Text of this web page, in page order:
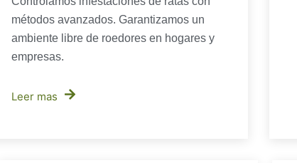
métodos avanzados. Garantizamos un
ambiente libre de roedores en hogares y
empresas.
Leer mas